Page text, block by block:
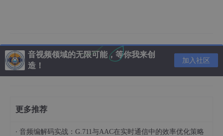
音视频领域的无限可能，等你我来创
造！
加入社区
更多推荐
· 音频编解码实战：G.711与AAC在实时通信中的效率优化策略